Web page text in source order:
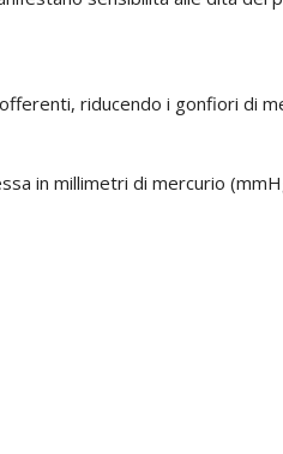
riducendo i gonfiori di
in millimetri di mercurio